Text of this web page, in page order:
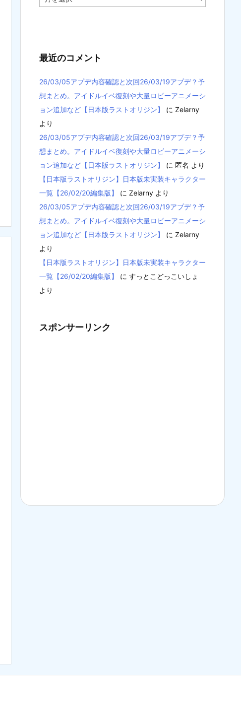
ー
最近のコメント
26/03/05アプデ内容確認と次回26/03/19アプデ？予
想まとめ。アイドルイベ復刻や大量ロビーアニメーシ
ョン追加など【日本版ラストオリジン】
に Zelarny
より
26/03/05アプデ内容確認と次回26/03/19アプデ？予
想まとめ。アイドルイベ復刻や大量ロビーアニメーシ
ョン追加など【日本版ラストオリジン】
に 匿名 より
【日本版ラストオリジン】日本版未実装キャラクター
一覧【26/02/20編集版】
に Zelarny より
26/03/05アプデ内容確認と次回26/03/19アプデ？予
想まとめ。アイドルイベ復刻や大量ロビーアニメーシ
ョン追加など【日本版ラストオリジン】
に Zelarny
より
【日本版ラストオリジン】日本版未実装キャラクター
一覧【26/02/20編集版】
に すっとこどっこいしょ
より
スポンサーリンク